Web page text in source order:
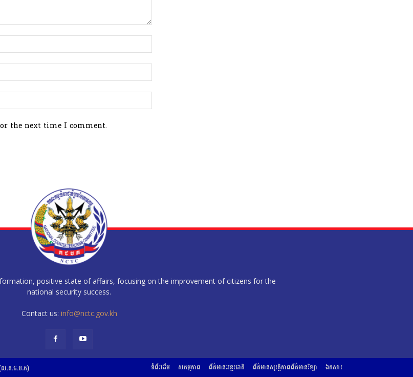
the next time I comment.
positive state of affairs, focusing on the improvement of citizens for the
national security success.
Contact us: info@nctc.gov.kh
(ល.គ.ជ.ប.ភ) ទំព័រដើម សកម្មភាព ព័ត៌មានអន្តរជាតិ ព័ត៌មានសុវត្ថិភាពព័ត៌មានវិទ្យា ឯកសារ